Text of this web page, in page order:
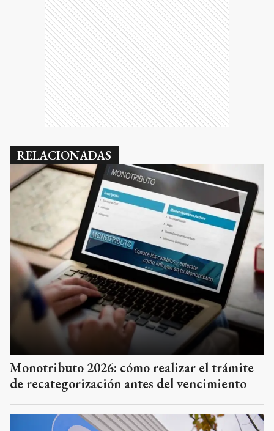
RELACIONADAS
Monotributo 2026: cómo realizar el trámite
de recategorización antes del vencimiento